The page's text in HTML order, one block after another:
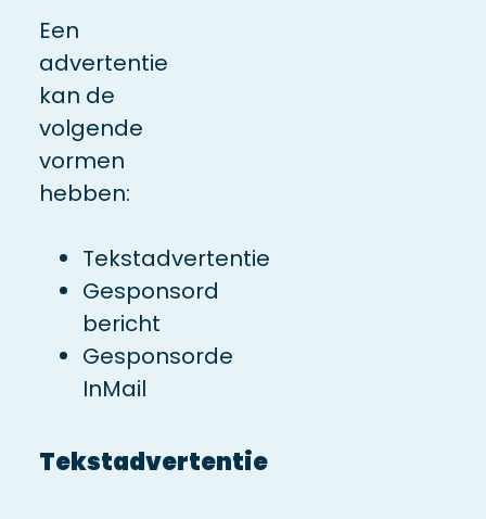
Een
advertentie
kan de
volgende
vormen
hebben:
Tekstadvertentie
Gesponsord
bericht
Gesponsorde
InMail
Tekstadvertentie